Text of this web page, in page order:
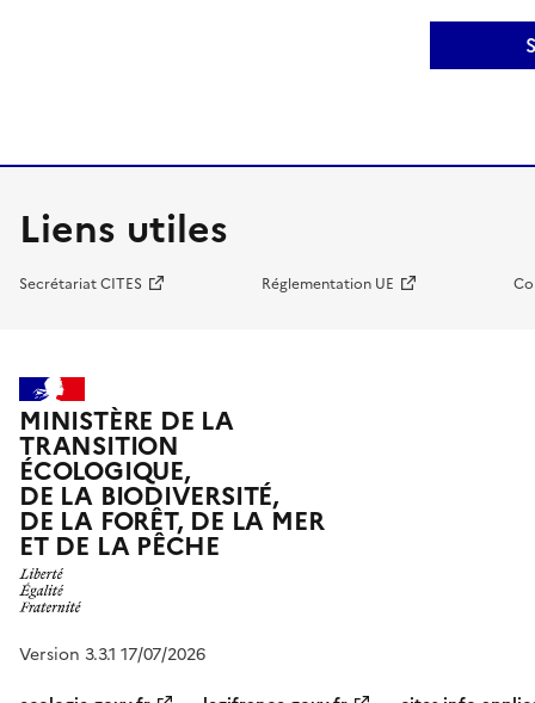
Liens utiles
Secrétariat CITES Réglementation UE
MINISTÈRE DE LA
TRANSITION
ÉCOLOGIQUE,
DE LA BIODIVERSITÉ,
DE LA FORÊT, DE LA MER
ET DE LA PÊCHE
Version 3.3.1 17/07/2026